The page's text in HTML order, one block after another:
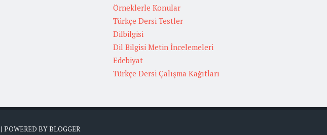
Örneklerle Konular
Türkçe Dersi Testler
Dilbilgisi
Dil Bilgisi Metin İncelemeleri
Edebiyat
Türkçe Dersi Çalışma Kağıtları
| POWERED BYBLOGGER